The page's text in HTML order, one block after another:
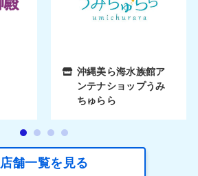
沖縄美ら海水族館ア
ンテナショップうみ
ちゅらら
店舗一覧を見る